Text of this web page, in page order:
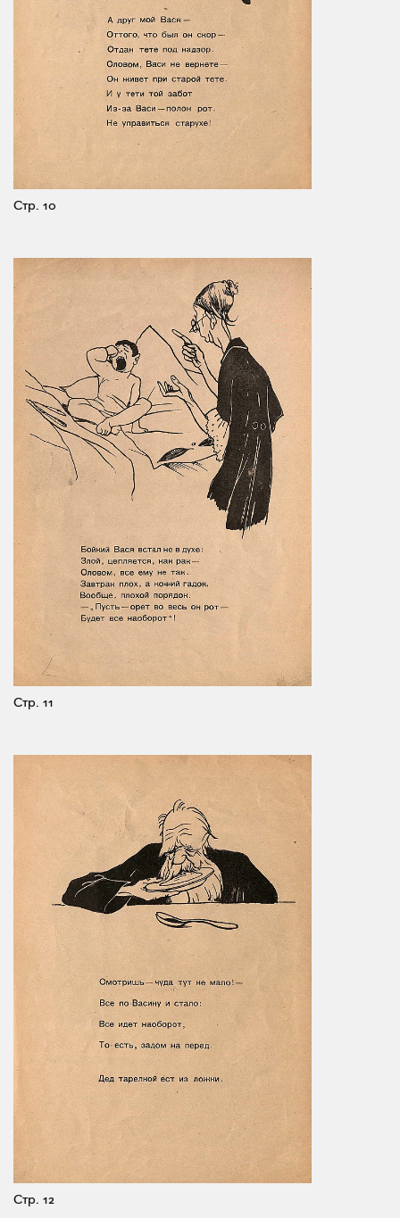
Стр. 10
Стр. 11
Стр. 12